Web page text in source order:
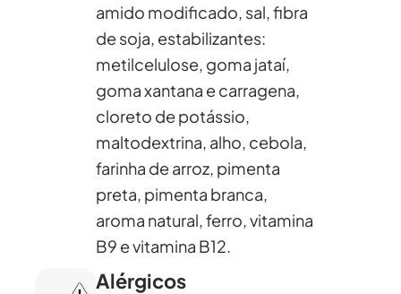
amido modificado, sal, fibra
de soja, estabilizantes:
metilcelulose, goma jataí,
goma xantana e carragena,
cloreto de potássio,
maltodextrina, alho, cebola,
farinha de arroz, pimenta
preta, pimenta branca,
aroma natural, ferro, vitamina
B9 e vitamina B12.
Alérgicos